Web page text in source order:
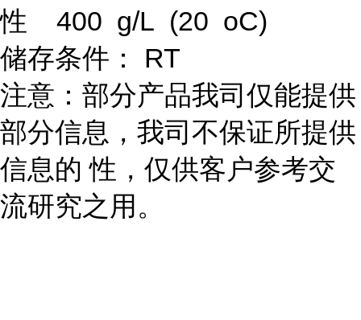
性 400 g/L (20 oC)
储存条件： RT
注意：部分产品我司仅能提供
部分信息，我司不保证所提供
信息的 性，仅供客户参考交
流研究之用。